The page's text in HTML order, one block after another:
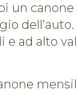
un
e ad alto